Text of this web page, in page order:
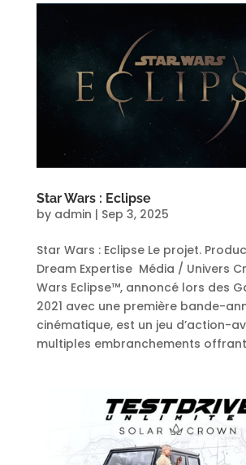
Star Wars : Eclipse
by admin | Sep 3, 2025
Star Wars : Eclipse Le projet.
Dream Expertise Média / Univers
Wars Eclipse™, annoncé lors des
2021 avec une première bande-
cinématique, est un jeu d’action-
multiples embranchements offrant